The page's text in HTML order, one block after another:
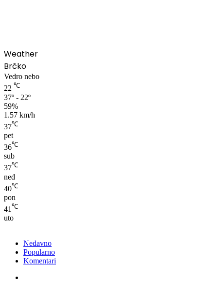
Weather
Brčko
Vedro nebo
22 ℃
37º - 22º
59%
1.57 km/h
37℃
pet
36℃
sub
37℃
ned
40℃
pon
41 ℃
uto
Nedavno
Popularno
Komentari